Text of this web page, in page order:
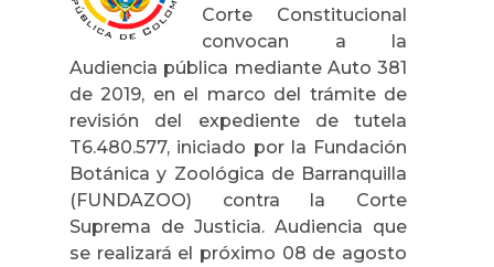
Corte Constitucional
convocan a la
Audiencia pública mediante Auto 381
de 2019, en el marco del trámite de
revisión del expediente de tutela
T6.480.577, iniciado por la Fundación
Botánica y Zoológica de Barranquilla
(FUNDAZOO) contra la Corte
Suprema de Justicia. Audiencia que
se realizará el próximo 08 de agosto